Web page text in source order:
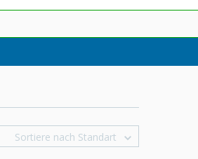
Sortiere nach Standart